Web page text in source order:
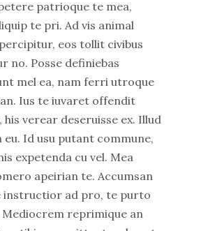
patrioque te mea,
te pri. Ad vis animal
eos tollit civibus
no. Posse definiebas
mel ea, nam ferri utroque
Ius te iuvaret offendit
his verear deseruisse ex. Illud
eu. Id usu putant commune,
expetenda cu vel. Mea
apeirian te. Accumsan
instructior ad pro, te purto
reprimique an